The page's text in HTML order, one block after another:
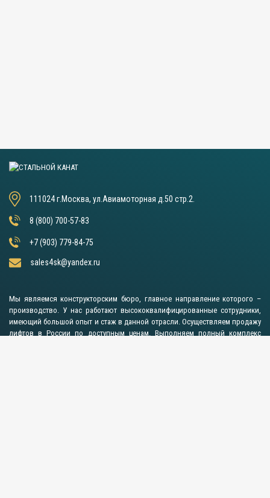
111024 г.Москва, ул.Авиамоторная д.50 стр.2.
8 (800) 700-57-83
+7 (903) 779-84-75
sales4sk@yandex.ru
Мы являемся конструкторским бюро, главное направление которого –
производство. У нас работают высококвалифицированные сотрудники,
имеющий большой опыт и стаж в данной отрасли. Осуществляем продажу
лифтов в России по доступным ценам. Выполняем полный комплекс